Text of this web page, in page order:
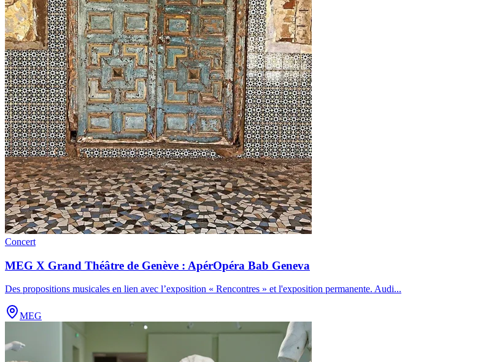
Concert
MEG X Grand Théâtre de Genève : ApérOpéra Bab Geneva
Des propositions musicales en lien avec l’exposition « Rencontres » et l'exposition permanente. Audi...
MEG